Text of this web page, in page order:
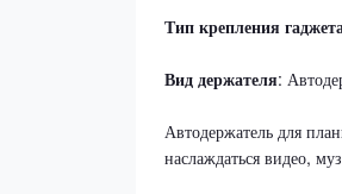
Тип крепления
Вид держателя:
Автодержатель для
наслаждаться видео,